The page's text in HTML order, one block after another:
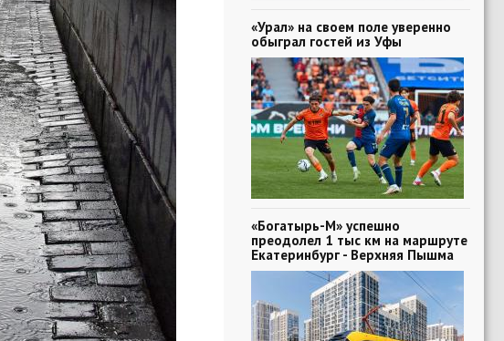
«Урал» на своем поле уверенно
обыграл гостей из Уфы
«Богатырь-М» успешно
преодолел 1 тыс км на маршруте
Екатеринбург - Верхняя Пышма